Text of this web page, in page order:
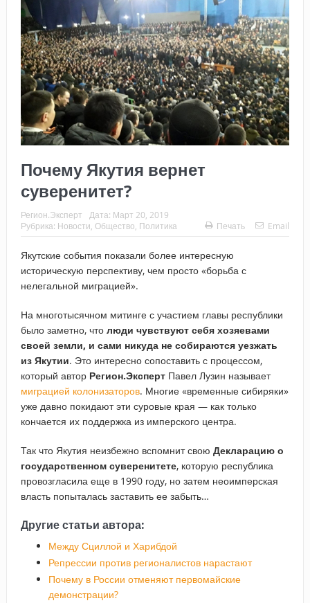
Почему Якутия вернет
суверенитет?
Регион.Эксперт Дата: Март 20, 2019
Рубрика: Новости Общество Политика Печать Email
Якутские события показали более интересную
историческую перспективу, чем просто «борьба с
нелегальной миграцией».
На многотысячном митинге с участием главы республики
было заметно, что люди чувствуют себя хозяевами
своей земли, и сами никуда не собираются уезжать
из Якутии. Это интересно сопоставить с процессом,
который автор Регион.ЭкспертПавел Лузин называет
миграцией колонизаторов. Многие «временные сибиряки»
уже давно покидают эти суровые края — как только
кончается их поддержка из имперского центра.
Так что Якутия неизбежно вспомнит свою Декларацию о
государственном суверенитете, которую республика
провозгласила еще в 1990 году, но затем неоимперская
власть попыталась заставить ее забыть…
Другие статьи автора:
Между Сциллой и Харибдой
Репрессии против регионалистов нарастают
Почему в России отменяют первомайские
демонстрации?